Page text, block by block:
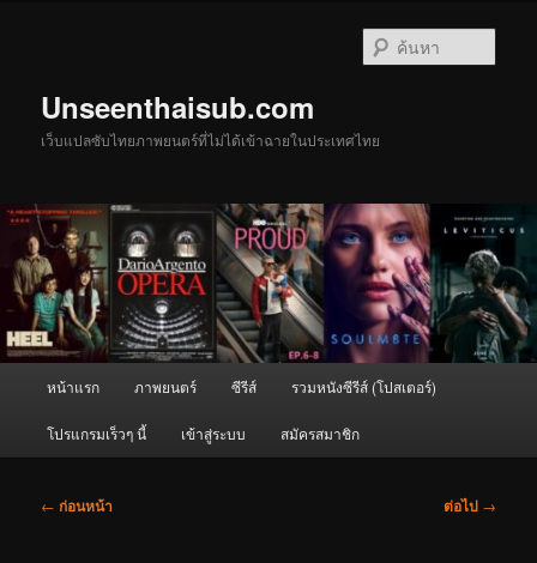
Unseenthaisub.com
เว็บแปลซับไทยภาพยนตร์ที่ไม่ได้เข้าฉายในประเทศไทย
หน้าแรก ภาพยนตร์ ซีรีส์ รวมหนังซีรีส์ (โปสเตอร์)
โปรแกรมเร็วๆ นี้ เข้าสู่ระบบ สมัครสมาชิก
เมนู
← ก่อนหน้า ต่อไป →